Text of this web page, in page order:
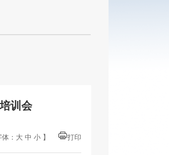
训会
体： 大 中 小 】 打印